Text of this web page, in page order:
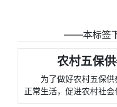
――本标签
农村五保
为了做好农村五保
正常生活，促进农村社